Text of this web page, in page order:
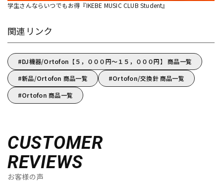
学生さんならいつでもお得『IKEBE MUSIC CLUB Student』
関連リンク
DJ機器/Ortofon【５，０００円～１５，０００円】 商品一覧
新品/Ortofon 商品一覧
Ortofon/交換針 商品一覧
Ortofon 商品一覧
CUSTOMER
REVIEWS
お客様の声